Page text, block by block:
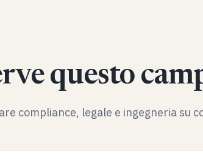
questo
compliance, legale e ingegneria su